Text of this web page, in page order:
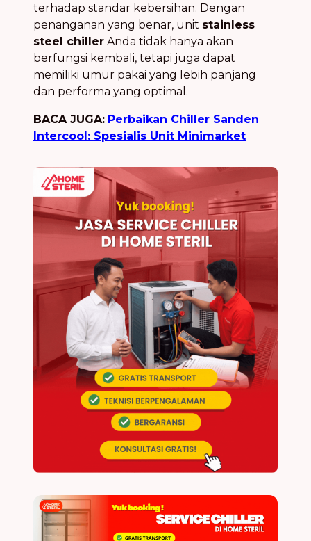
terhadap standar kebersihan. Dengan
penanganan yang benar, unit stainless
steel chiller Anda tidak hanya akan
berfungsi kembali, tetapi juga dapat
memiliki umur pakai yang lebih panjang
dan performa yang optimal.
BACA JUGA: Perbaikan Chiller Sanden
Intercool: Spesialis Unit Minimarket